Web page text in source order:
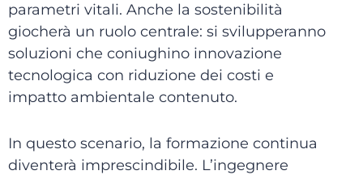
parametri vitali. Anche la sostenibilità
giocherà un ruolo centrale: si svilupperanno
soluzioni che coniughino innovazione
tecnologica con riduzione dei costi e
impatto ambientale contenuto.
In questo scenario, la formazione continua
diventerà imprescindibile. L’ingegnere